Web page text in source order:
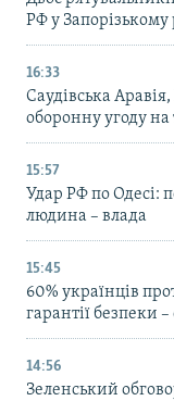
РФ у
16:33
Саудівська
оборонну угоду
15:57
Удар РФ по Одесі:
людина – влада
15:45
60% українців
гарантії безпеки
14:56
Зеленський